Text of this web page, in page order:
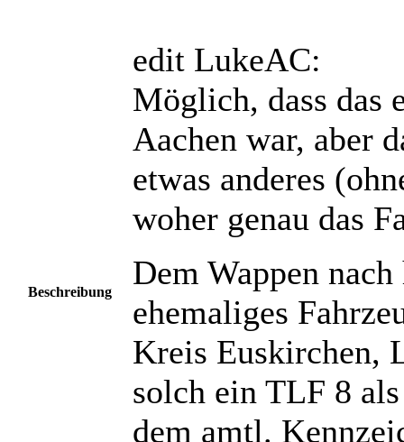
Beschreibung
edit LukeAC:
Möglich, dass das
Aachen war, aber
etwas anderes
woher genau das
Dem Wappen
ehemaliges
Kreis Euskirchen,
solch ein TLF 8
dem amtl.